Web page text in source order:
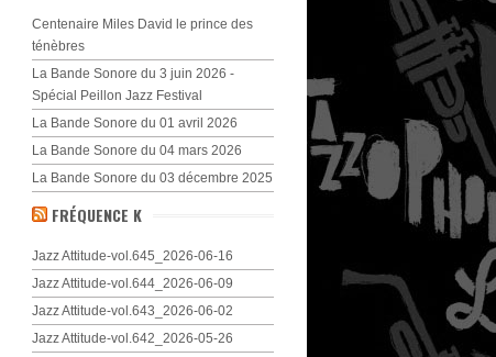
Centenaire Miles David le prince des
ténèbres
La Bande Sonore du 3 juin 2026 -
Spécial Peillon Jazz Festival
La Bande Sonore du 01 avril 2026
La Bande Sonore du 04 mars 2026
La Bande Sonore du 03 décembre 2025
FRÉQUENCE K
Jazz Attitude-vol.645_2026-06-16
Jazz Attitude-vol.644_2026-06-09
Jazz Attitude-vol.643_2026-06-02
Jazz Attitude-vol.642_2026-05-26